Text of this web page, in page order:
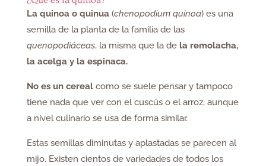
La quinoa o quinua (chenopodium quinoa) es una
semilla de la planta de la familia de las
quenopodiáceas, la misma que la de la remolacha,
la acelga y la espinaca.
No es un cerealcomo se suele pensar y tampoco
tiene nada que ver con el cuscús o el arroz, aunque
a nivel culinario se usa de forma similar.
Estas semillas diminutas y aplastadas se parecen al
mijo. Existen cientos de variedades de todos los